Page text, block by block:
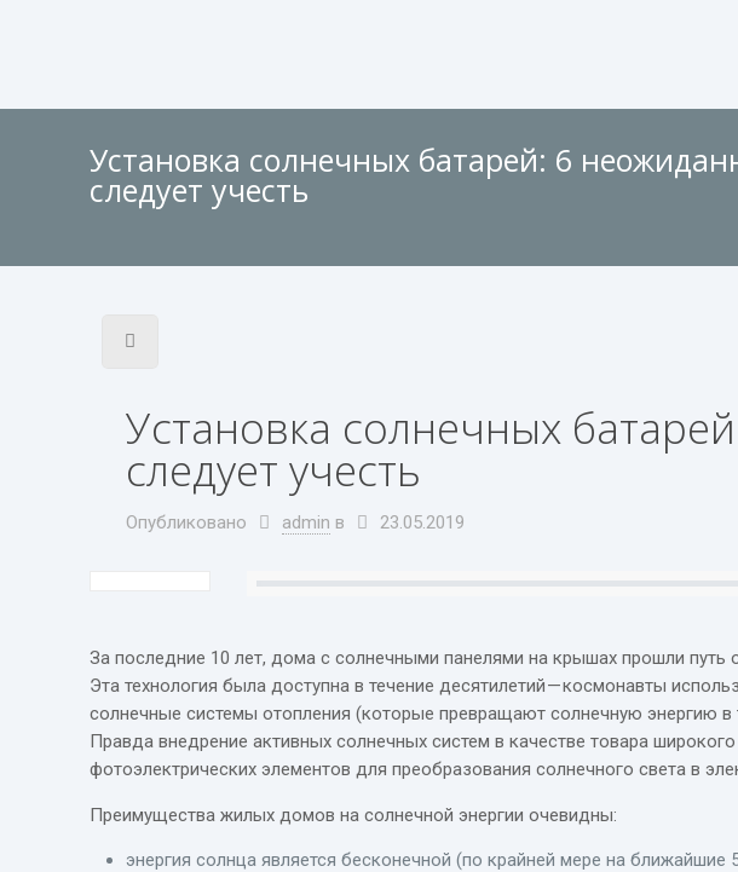
Установка солнечных батарей: 6
следует учесть
Установка солнечных
следует учесть
Опубликовано admin в 23.05.2019
За последние 10 лет, дома с солнечными панелями на крышах прошли путь
Эта технология была доступна в течение десятилетий — космонавты
солнечные системы отопления (которые превращают солнечную энергию
Правда внедрение активных солнечных систем в качестве товара
фотоэлектрических элементов для преобразования солнечного света в
Преимущества жилых домов на солнечной энергии очевидны:
энергия солнца является бесконечной (по крайней мере на ближайшие